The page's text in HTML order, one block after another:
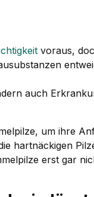
voraus,
auch
um ihre
hartnäckigen
erst gar